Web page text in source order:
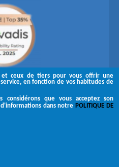
et ceux de tiers pour vous offrir une
en fonction de vos habitudes de
considérons que vous acceptez son
dans notre POLITIQUE DE